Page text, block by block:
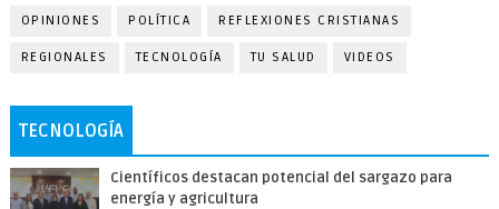
OPINIONES POLÍTICA REFLEXIONES CRISTIANAS
REGIONALES TECNOLOGÍA TU SALUD VIDEOS
TECNOLOGÍA
Científicos destacan potencial del sargazo para
energía y agricultura